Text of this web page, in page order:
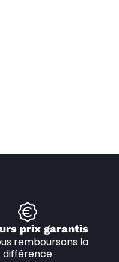
prix garantis
remboursons la
différence